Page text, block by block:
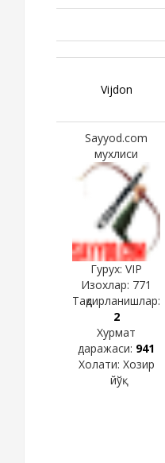
Vijdon
Sayyod.com
мухлиси
Гурух: VIP
Изохлар: 771
Тақдирланишлар:
2
Хурмат
даражаси: 941
Холати: Хозир
йўқ